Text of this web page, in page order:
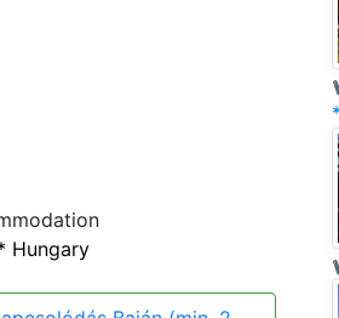
Hungary